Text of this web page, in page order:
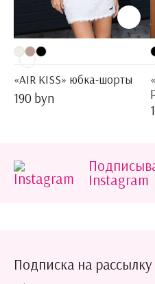
«AIR KISS» юбка-шорты
190 byn
Instagram
Подписка на рассылку